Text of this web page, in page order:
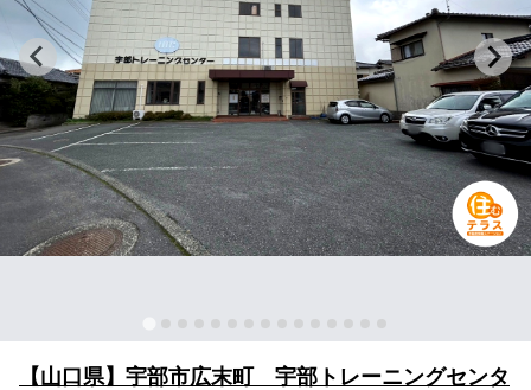
【山口県】宇部市広末町 宇部トレーニングセンタ